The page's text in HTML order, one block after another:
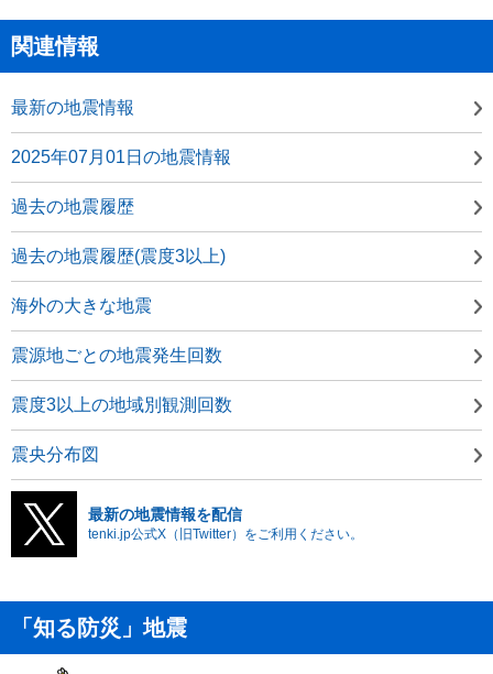
関連情報
最新の地震情報
2025年07月01日の地震情報
過去の地震履歴
過去の地震履歴(震度3以上)
海外の大きな地震
震源地ごとの地震発生回数
震度3以上の地域別観測回数
震央分布図
最新の地震情報を配信
tenki.jp公式X（旧Twitter）をご利用ください。
「知る防災」地震